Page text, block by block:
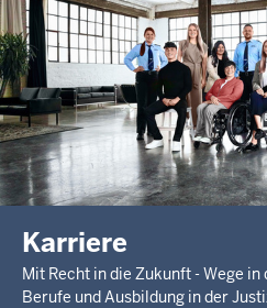
Karriere
Mit Recht in die Zukunft - Wege in
Berufe und Ausbildung in der